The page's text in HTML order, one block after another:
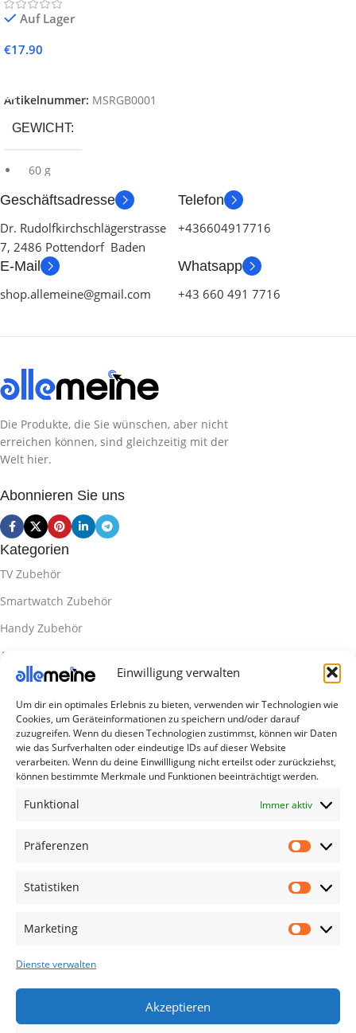
Einwilligung verwalten
Um dir ein optimales Erlebnis zu bieten, verwenden wir Technologien wie
Cookies, um Geräteinformationen zu speichern und/oder darauf
zuzugreifen. Wenn du diesen Technologien zustimmst, können wir Daten
wie das Surfverhalten oder eindeutige IDs auf dieser Website
verarbeiten. Wenn du deine Einwillligung nicht erteilst oder zurückziehst,
können bestimmte Merkmale und Funktionen beeinträchtigt werden.
Funktional Immer aktiv
Präferenzen
Statistiken
Marketing
Dienste verwalten
Akzeptieren
Auf Lager
€17.90
Artikelnummer: MSRGB0001
GEWICHT
60 g
GRÖSSE
108 × 58 ×
25 mm
FARBE
LADEMÖGLICHKEIT
PRODUKT
PRODUKT GEWICHT
VERBINDUNG
BESONDERHEITEN
AKKU / LADEZEIT
Geschäftsadresse
Dr. Rudolfkirchschlägerstrasse
7, 2486 Pottendorf Baden
Telefon
+436604917716
E-Mail
shop.allemeine@gmail.com
Whatsapp
+43 660 491 7716
Die Produkte, die Sie wünschen, aber nicht
erreichen können, sind gleichzeitig mit der
Welt hier.
Abonnieren Sie uns
Kategorien
TV Zubehör
Smartwatch Zubehör
Handy Zubehör
Airpod Zubehör
Gamingsachen
Useful Links
Aktionen
Blog
Lieferung & Rückgabe
Outlet
Cookies